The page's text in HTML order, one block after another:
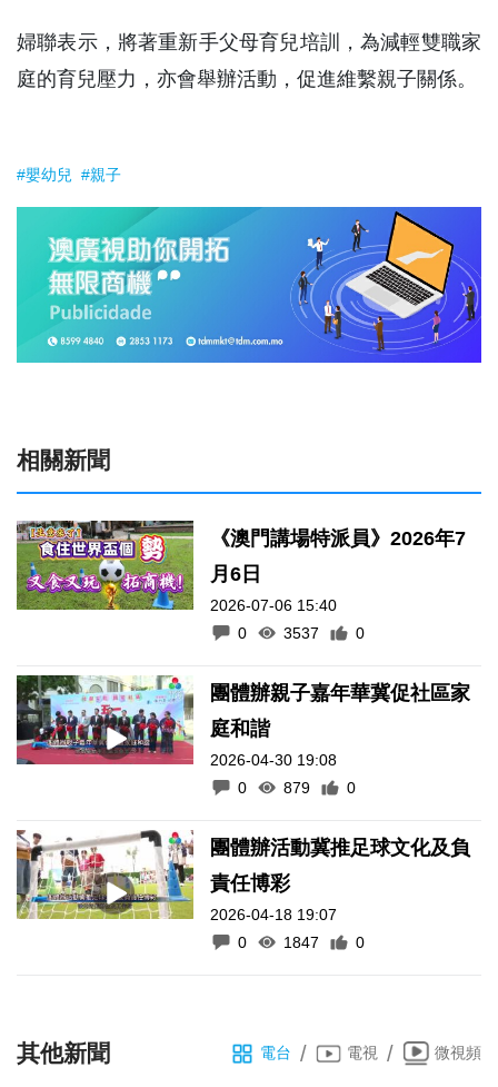
婦聯表示，將著重新手父母育兒培訓，為減輕雙職家
庭的育兒壓力，亦會舉辦活動，促進維繫親子關係。
#嬰幼兒 #親子
相關新聞
《澳門講場特派員》2026年7
月6日
2026-07-06 15:40
0
3537 0
團體辦親子嘉年華冀促社區家
庭和諧
2026-04-30 19:08
0
879 0
團體辦活動冀推足球文化及負
責任博彩
2026-04-18 19:07
0
1847 0
其他新聞 電台 / 電視 / 微視頻